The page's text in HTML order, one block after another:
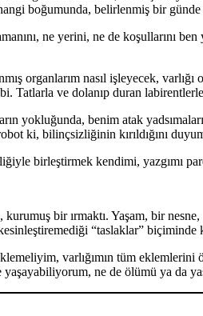
boğumunda, belirlenmiş bir günde
ne yerini, ne de koşullarını
organlarım nasıl işleyecek,
Tatlarla ve dolanıp duran
yokluğunda, benim atak
ki, bilinçsizliğinin kırıldığını
birleştirmek kendimi, yazgımı
kurumuş bir ırmaktı. Yaşam, bir
“taslaklar” biçiminde
varlığımın tüm eklemlerini
ne de ölümü ya da